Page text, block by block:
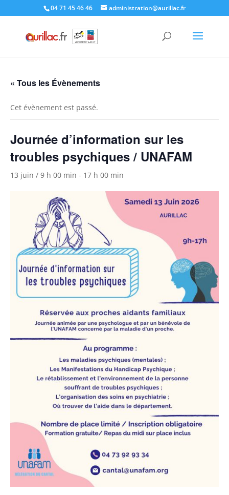
04 71 45 46 46 administration@aurillac.fr
« Tous les Évènements
Cet évènement est passé.
Journée d’information sur les
troubles psychiques / UNAFAM
13 juin / 9 h 00 min - 17 h 00 min